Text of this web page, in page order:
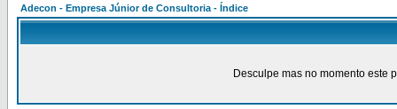
Adecon - Empresa Júnior de Consultoria - Índice
Desculpe mas no momento este